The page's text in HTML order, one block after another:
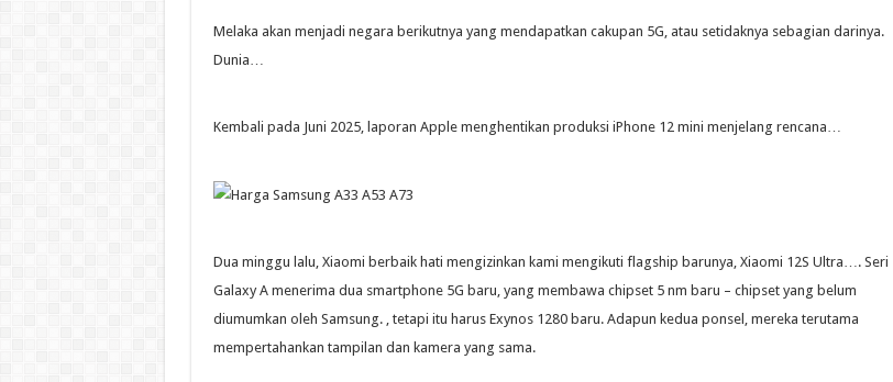
Melaka akan menjadi negara berikutnya yang mendapatkan cakupan 5G, atau setidaknya sebagian darinya.
Dunia…
Kembali pada Juni 2025, laporan Apple menghentikan produksi iPhone 12 mini menjelang rencana…
Dua minggu lalu, Xiaomi berbaik hati mengizinkan kami mengikuti flagship barunya, Xiaomi 12S Ultra…. Seri
Galaxy A menerima dua smartphone 5G baru, yang membawa chipset 5 nm baru – chipset yang belum
diumumkan oleh Samsung. , tetapi itu harus Exynos 1280 baru. Adapun kedua ponsel, mereka terutama
mempertahankan tampilan dan kamera yang sama.